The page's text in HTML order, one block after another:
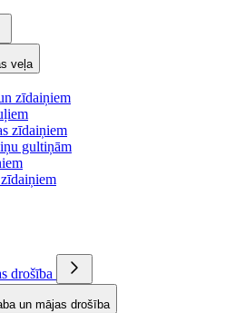
veļa
zīdaiņiem
zīdaiņiem
gultiņām
drošība
un mājas drošība